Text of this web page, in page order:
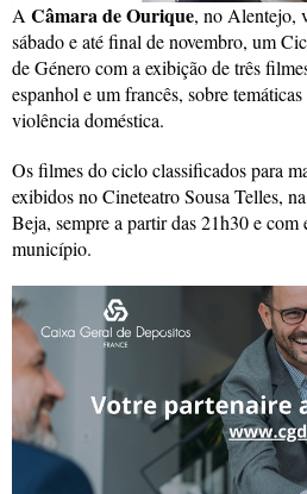
A Câmara de Ourique, no Alentejo,
sábado e até final de novembro, um
de Género com a exibição de três
espanhol e um francês, sobre
violência doméstica.
Os filmes do ciclo classificados para
exibidos no Cineteatro Sousa Telles,
Beja, sempre a partir das 21h30 e com
município.